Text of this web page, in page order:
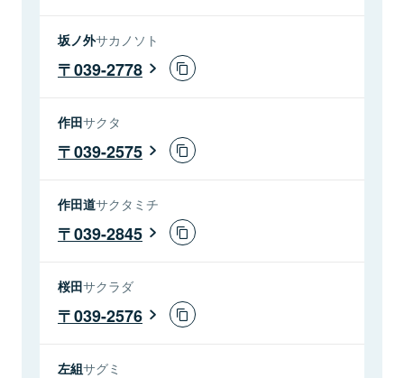
坂ノ外サカノソト
039-2778
作田サクタ
039-2575
作田道サクタミチ
039-2845
桜田サクラダ
039-2576
左組サグミ